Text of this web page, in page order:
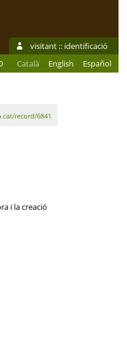
visitant :: identificació
Català English Español
record/6841
i la creació